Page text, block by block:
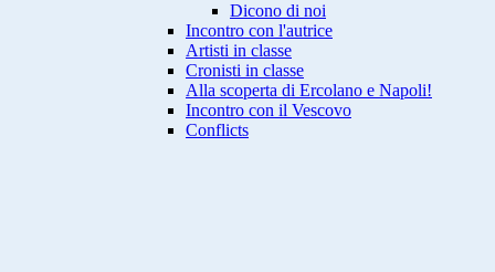
Dicono di noi
Incontro con l'autrice
Artisti in classe
Cronisti in classe
Alla scoperta di Ercolano e Napoli!
Incontro con il Vescovo
Conflicts